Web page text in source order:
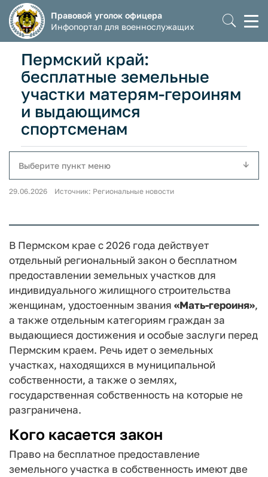
Правовой уголок офицера
Инфопортал для военнослужащих
Пермский край:
бесплатные земельные
участки матерям-героиням
и выдающимся
спортсменам
Выберите пункт меню
29.06.2026 Источник: Региональные новости
В Пермском крае с 2026 года действует
отдельный региональный закон о бесплатном
предоставлении земельных участков для
индивидуального жилищного строительства
женщинам, удостоенным звания «Мать-героиня»,
а также отдельным категориям граждан за
выдающиеся достижения и особые заслуги перед
Пермским краем. Речь идет о земельных
участках, находящихся в муниципальной
собственности, а также о землях,
государственная собственность на которые не
разграничена.
Кого касается закон
Право на бесплатное предоставление
земельного участка в собственность имеют две